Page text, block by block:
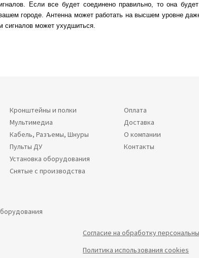
Если все будет соединено правильно, то она
городе. Антенна может работать на высшем уровне
сигналов может ухудшиться.
Кронштейны и полки
Мультимедиа
Кабель, Разъемы, Шнуры
Пульты ДУ
Установка оборудования
Снятые с производства
Оплата
Доставка
О компании
Контакты
Согласие на обработку
Политика использования cookies